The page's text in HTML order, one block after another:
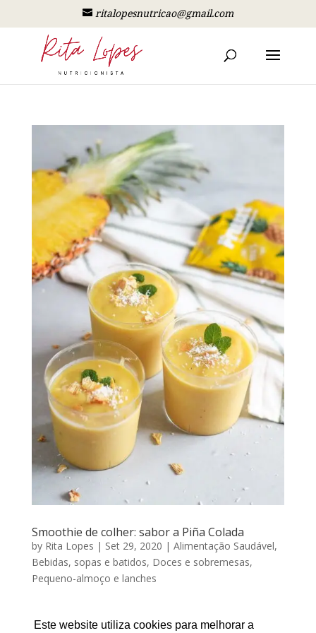
Este website utiliza cookies para melhorar a
ritalopesnutricao@gmail.com
Smoothie de colher: sabor a Piña Colada
by Rita Lopes | Set 29, 2020 | Alimentação Saudável,
Bebidas, sopas e batidos, Doces e sobremesas,
Pequeno-almoço e lanches
RITA LOPES | Setembro 29, 2020 Adoro experimentar